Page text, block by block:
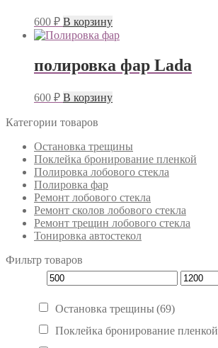
600 ₽ В корзину
полировка фар Lada
600 ₽ В корзину
Категории товаров
Остановка трещины
Поклейка бронирование пленкой
Полировка лобового стекла
Полировка фар
Ремонт лобового стекла
Ремонт сколов лобового стекла
Ремонт трещин лобового стекла
Тонировка автостекол
Фильтр товаров
Остановка трещины (69)
Поклейка бронирование пленкой